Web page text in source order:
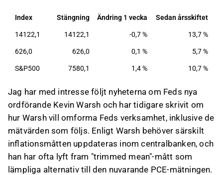
om det på Inderesforum.
Index Stängning Ändring 1 vecka Sedan årsskiftet
14122,1 14122,1 -0,7 % 13,7 %
626,0 626,0 0,1 % 5,7 %
S&P500 7580,1 1,4 % 10,7 %
Jag har med intresse följt nyheterna om Feds nya
ordförande Kevin Warsh och har tidigare skrivit om
hur Warsh vill omforma Feds verksamhet, inklusive de
mätvärden som följs. Enligt Warsh behöver särskilt
inflationsmåtten uppdateras inom centralbanken, och
han har ofta lyft fram "trimmed mean"-mått som
lämpliga alternativ till den nuvarande PCE-mätningen.